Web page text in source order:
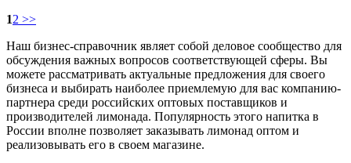
12 >>
Наш бизнес-справочник являет собой деловое сообщество для
обсуждения важных вопросов соответствующей сферы. Вы
можете рассматривать актуальные предложения для своего
бизнеса и выбирать наиболее приемлемую для вас компанию-
партнера среди российских оптовых поставщиков и
производителей лимонада. Популярность этого напитка в
России вполне позволяет заказывать лимонад оптом и
реализовывать его в своем магазине.